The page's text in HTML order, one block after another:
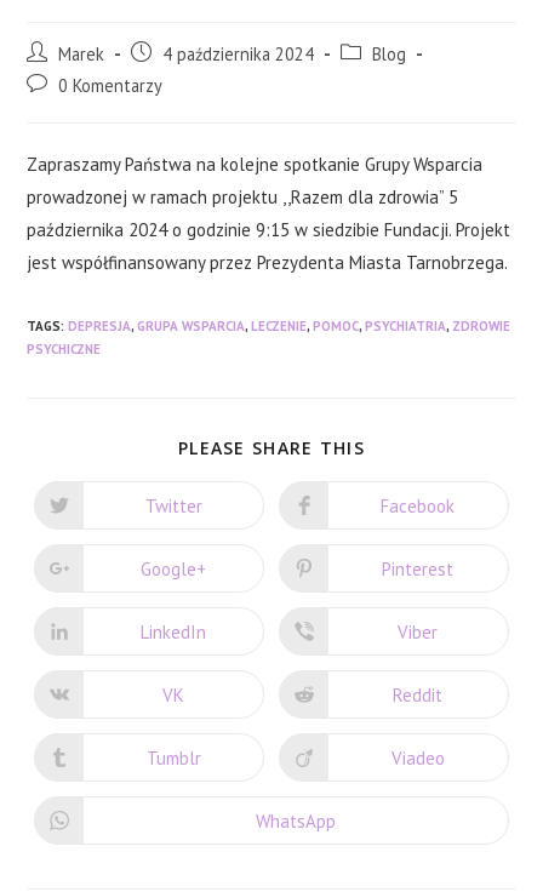
Post
author:
Marek
Post
published:
4 października 2024
Post Blog
Post 0 Komentarzy
Zapraszamy Państwa na kolejne spotkanie Grupy Wsparcia
prowadzonej w ramach projektu ,,Razem dla zdrowia” 5
października 2024 o godzinie 9:15 w siedzibie Fundacji. Projekt
jest współfinansowany przez Prezydenta Miasta Tarnobrzega.
TAGS:DEPRESJA, GRUPA WSPARCIA, LECZENIE, POMOC, PSYCHIATRIA, ZDROWIE
PSYCHICZNE
PLEASE SHARE THIS
CONTENT
Opens
new
window
Twitter Opens
new
window
Facebook
Opens
new
window
Google+ Opens
new
window
Pinterest
Opens
new
window
LinkedIn Opens
new
window
Viber
Opens
new
window
VK Opens
new
window
Reddit
Opens
Tumblr Opens
Viadeo
Opens
WhatsApp